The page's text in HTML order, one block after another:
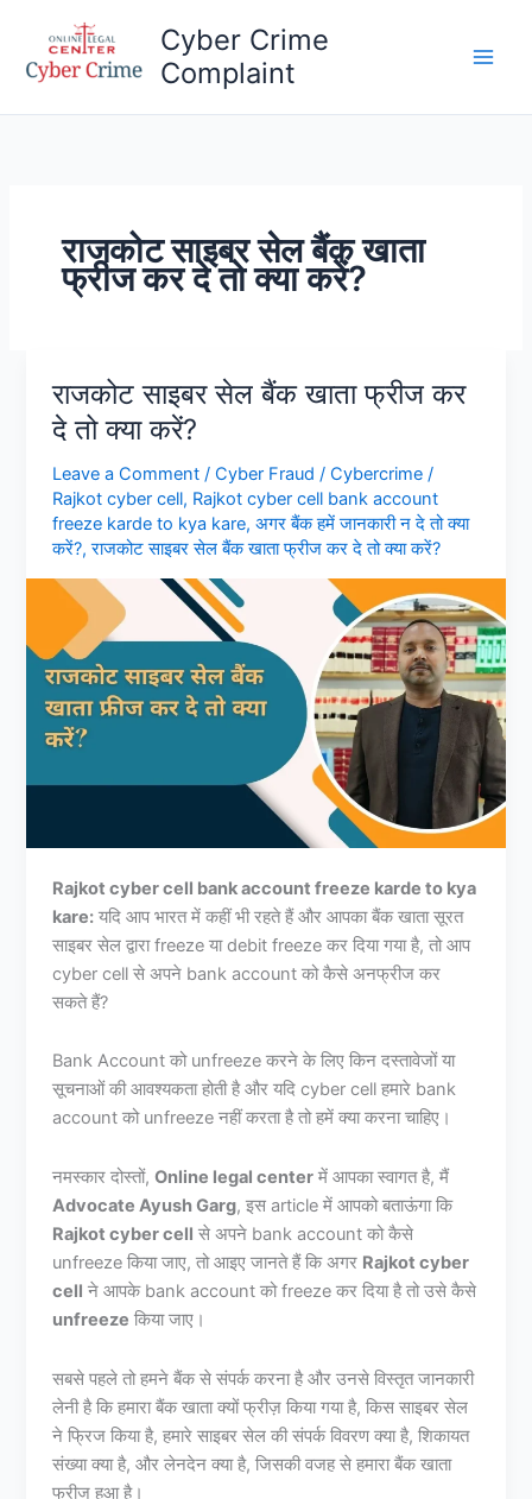
content
Cyber Crime
Complaint
राजकोट साइबर सेल बैंक खाता
फ्रीज कर दे तो क्या करें?
राजकोट साइबर सेल बैंक खाता फ्रीज कर
दे तो क्या करें?
Leave a Comment /Cyber Fraud /Cybercrime/
Rajkot cyber cell, Rajkot cyber cell bank account
freeze karde to kya kare,अगर बैंक हमें जानकारी न दे तो क्या
करें?,राजकोट साइबर सेल बैंक खाता फ्रीज कर दे तो क्या करें?
Rajkot cyber cell bank account freeze karde to kya
kare: यदि आप भारत में कहीं भी रहते हैं और आपका बैंक खाता सूरत
साइबर सेल द्वारा freeze या debit freeze कर दिया गया है, तो आप
cyber cell से अपने bank account को कैसे अनफ्रीज कर
सकते हैं?
Bank Account को unfreeze करने के लिए किन दस्तावेजों या
सूचनाओं की आवश्यकता होती है और यदि cyber cell हमारे bank
account को unfreeze नहीं करता है तो हमें क्या करना चाहिए।
नमस्कार दोस्तों,Online legal center में आपका स्वागत है, मैं
Advocate Ayush Garg, इस article में आपको बताऊंगा कि
Rajkot cyber cell से अपने bank account को कैसे
unfreeze किया जाए, तो आइए जानते हैं कि अगर Rajkot cyber
cell ने आपके bank account को freeze कर दिया है तो उसे कैसे
unfreeze किया जाए।
सबसे पहले तो हमने बैंक से संपर्क करना है और उनसे विस्तृत जानकारी
लेनी है कि हमारा बैंक खाता क्यों फ्रीज़ किया गया है, किस साइबर सेल
ने फ्रिज किया है, हमारे साइबर सेल की संपर्क विवरण क्या है, शिकायत
संख्या क्या है, और लेनदेन क्या है, जिसकी वजह से हमारा बैंक खाता
फ्रीज हुआ है।